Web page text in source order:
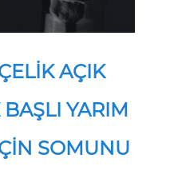
AÇIK
YARIM
SOMUNU